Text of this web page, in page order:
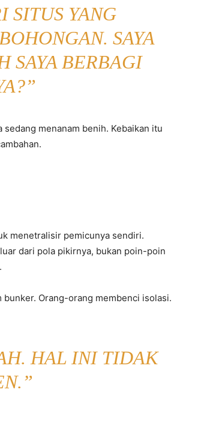
SITUS YANG
SAYA
SAYA BERBAGI
menanam benih. Kebaikan itu
menetralisir pemicunya sendiri.
dari pola pikirnya, bukan poin-poin
Orang-orang membenci isolasi.
HAL INI TIDAK